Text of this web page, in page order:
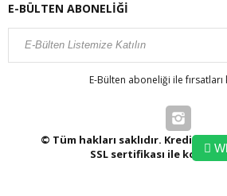
E-BÜLTEN ABONELİĞİ
E-Bülten aboneliği ile fırsatları
© Tüm hakları saklıdır. Kredi
SSL sertifikası ile